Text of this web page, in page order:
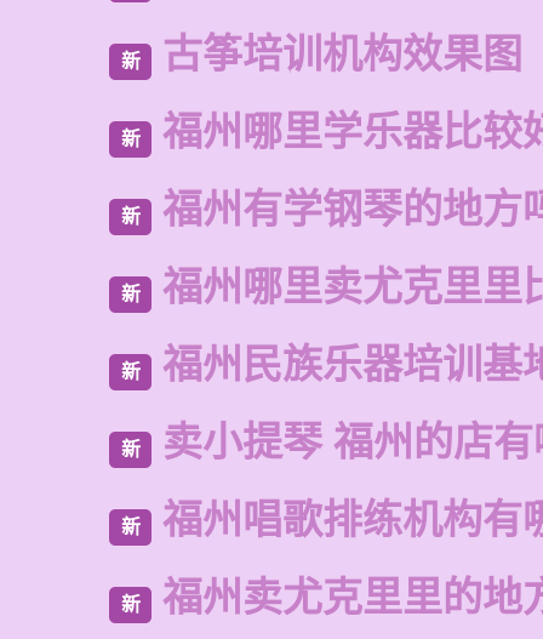
新 古筝培训机构效果图
新 福州哪里学乐器比较
新 福州有学钢琴的地方
新 福州哪里卖尤克里里
新 福州民族乐器培训基
新 卖小提琴 福州的店
新 福州唱歌排练机构有
新 福州卖尤克里里的地